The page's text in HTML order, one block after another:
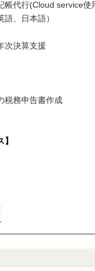
帳代行(Cloud service使
語、日本語）
次決算支援
税務申告書作成